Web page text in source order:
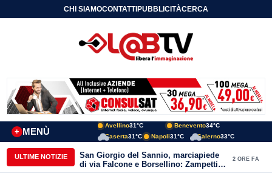
CHI SIAMOCONTATTIPUBBLICITÀCERCA
MENÙ
+
Avellino31°C Benevento34°C
Caserta31°C Napoli31°C Salerno33°C
ULTIME NOTIZIE
San Giorgio del Sannio, marciapiede
di via Falcone e Borsellino: Zampetti e
2 ORE FA